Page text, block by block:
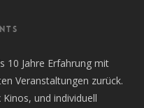
10 Jahre Erfahrung mit
Veranstaltungen zurück.
und individuell